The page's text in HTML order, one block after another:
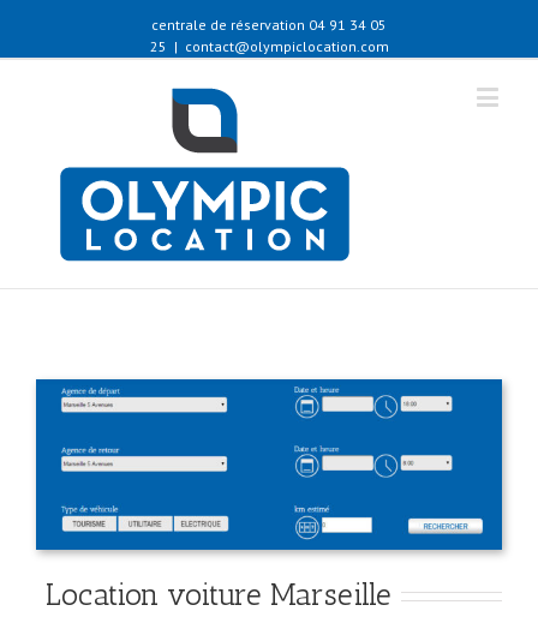
centrale de réservation 04 91 34 05
25 | contact@olympiclocation.com
Location voiture Marseille